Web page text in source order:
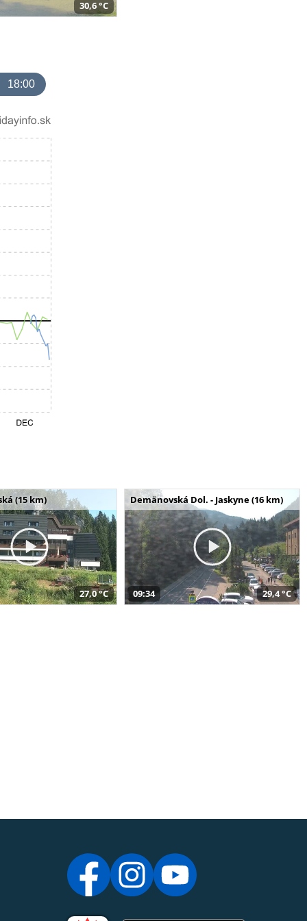
30,6 °C
18:00
(15 km)
27,0 °C
Demänovská Dol. - Jaskyne (16 km)
09:34 29,4 °C